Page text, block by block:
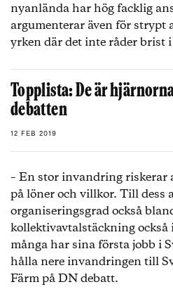
nyanlända har hög facklig
argumenterar även för
yrken där det inte råder brist i
Topplista: De är
debatten
12 FEB 2019
– En stor invandring riskerar
på löner och villkor. Till dess
organiseringsgrad också
kollektivavtalstäckning också
många har sina första jobb i
hålla nere invandringen till
Färm på DN debatt.